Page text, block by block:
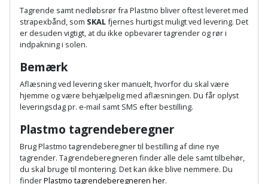
fundablokke
Lofter
Lofttrapper
Murbinder
Murpap
og
murfolie
Kloakrenser
og
hobbykniv
Koben
Kridtsnor
Lærlingesæt
Diamantslibertilbehør
Dykkerpistol
Dyksav
Excentersliber
Excenterslibertilbehør
Fedtsprøjte
Vandpumpe
Vertikalskærer
mosfjerner
hus
og
have
Fuglefoderhus
opbevaring
Gavekort
Tagrende samt nedløbsrør fra Plastmo bliver oftest leveret med
strapexbånd, som SKALfjernes hurtigst muligt ved levering. Det
er desuden vigtigt, at du ikke opbevarer tagrender og rør i
indpakning i solen.
Bemærk
Aflæsning ved levering sker manuelt, hvorfor du skal være
hjemme og være behjælpelig med aflæsningen. Du får oplyst
leveringsdag pr. e-mail samt SMS efter bestilling.
Plastmo tagrendeberegner
Brug Plastmo tagrendeberegner til bestilling af dine nye
tagrender. Tagrendeberegneren finder alle dele samt tilbehør,
du skal bruge til montering. Det kan ikke blive nemmere. Du
finderPlastmo tagrendeberegneren her.